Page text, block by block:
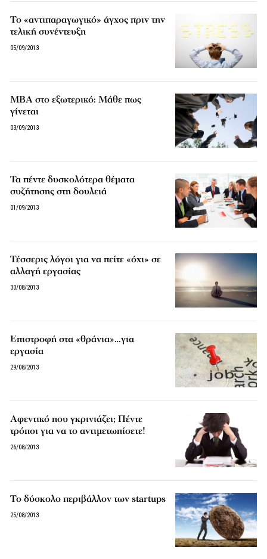
Το «αντιπαραγωγικό» άγχος πριν την
τελική συνέντευξη
05/09/2013
MBA στο εξωτερικό: Μάθε πως
γίνεται
03/09/2013
Τα πέντε δυσκολότερα θέματα
συζήτησης στη δουλειά
01/09/2013
Τέσσερις λόγοι για να πείτε «όχι» σε
αλλαγή εργασίας
30/08/2013
Επιστροφή στα «θράνια»…για
εργασία
29/08/2013
Αφεντικό που γκρινιάζει; Πέντε
τρόποι για να το αντιμετωπίσετε!
26/08/2013
Το δύσκολο περιβάλλον των startups
25/08/2013